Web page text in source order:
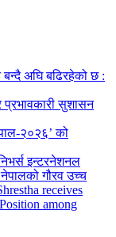
बन्दै अघि बढिरहेको छ :
प्रभावकारी सुशासन
२०२६’ को
इन्टरनेशनल
गौरव उच्च
receives
among